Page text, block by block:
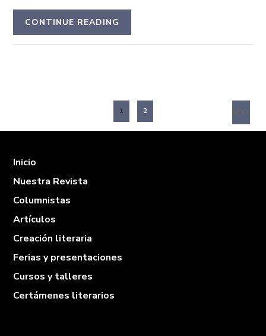
CONTINUE READING
1 2
Inicio
Nuestra Revista
Columnistas
Artículos
Creación literaria
Ferias y presentaciones
Cursos y talleres
Certámenes literarios